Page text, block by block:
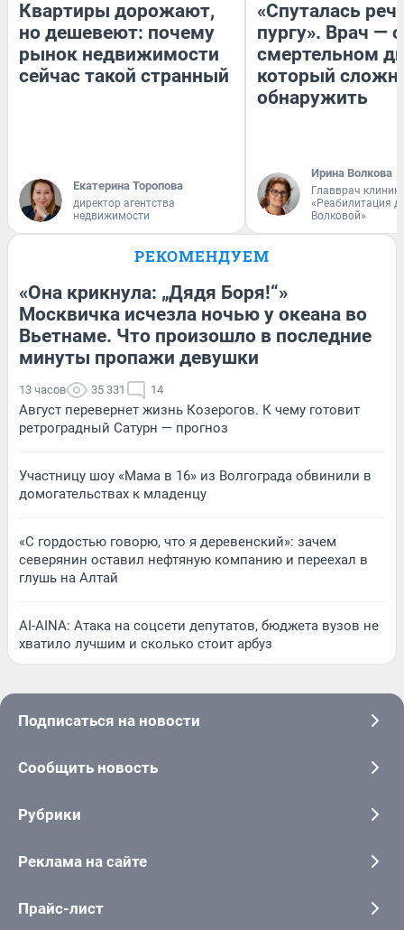
Квартиры дорожают,
но дешевеют: почему
рынок недвижимости
сейчас такой странный
Екатерина Торопова
директор агентства
недвижимости
«Спуталась
пургу». Врач — о
смертельном
который
обнаружить
Ирина Волкова
Главврач
«Реабилитация
Волковой»
РЕКОМЕНДУЕМ
«Она крикнула: „Дядя Боря!“»
Москвичка исчезла ночью у океана во
Вьетнаме. Что произошло в последние
минуты пропажи девушки
13 часов 35 331 14
Август перевернет жизнь Козерогов. К чему готовит
ретроградный Сатурн — прогноз
Участницу шоу «Мама в 16» из Волгограда обвинили в
домогательствах к младенцу
«С гордостью говорю, что я деревенский»: зачем
северянин оставил нефтяную компанию и переехал в
глушь на Алтай
AI-AINA: Атака на соцсети депутатов, бюджета вузов не
хватило лучшим и сколько стоит арбуз
Подписаться на новости
Сообщить новость
Рубрики
Реклама на сайте
Прайс-лист